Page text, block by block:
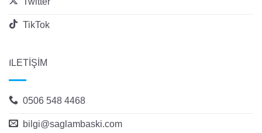
TikTok
İLETİŞİM
0506 548 4468
bilgi@saglambaski.com